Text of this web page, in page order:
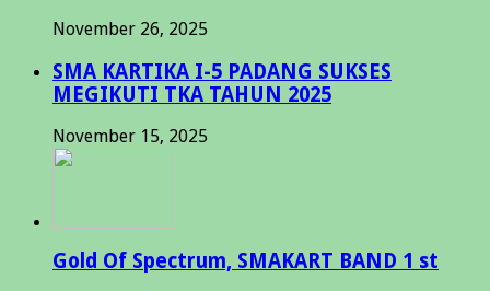
November 26, 2025
SMA KARTIKA I-5 PADANG SUKSES
MEGIKUTI TKA TAHUN 2025
November 15, 2025
Gold Of Spectrum, SMAKART BAND 1 st